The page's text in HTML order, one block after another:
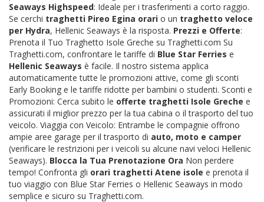
Seaways Highspeed: Ideale per i trasferimenti a corto raggio.
Se cerchi traghetti Pireo Egina orari o un traghetto veloce
per Hydra, Hellenic Seaways è la risposta. Prezzi e Offerte:
Prenota il Tuo Traghetto Isole Greche su Traghetti.com Su
Traghetti.com, confrontare le tariffe di Blue Star Ferries e
Hellenic Seaways è facile. Il nostro sistema applica
automaticamente tutte le promozioni attive, come gli sconti
Early Booking e le tariffe ridotte per bambini o studenti. Sconti e
Promozioni: Cerca subito le offerte traghetti Isole Greche e
assicurati il miglior prezzo per la tua cabina o il trasporto del tuo
veicolo. Viaggia con Veicolo: Entrambe le compagnie offrono
ampie aree garage per il trasporto di auto, moto e camper
(verificare le restrizioni per i veicoli su alcune navi veloci Hellenic
Seaways). Blocca la Tua Prenotazione Ora Non perdere
tempo! Confronta gli orari traghetti Atene isole e prenota il
tuo viaggio con Blue Star Ferries o Hellenic Seaways in modo
semplice e sicuro su Traghetti.com.